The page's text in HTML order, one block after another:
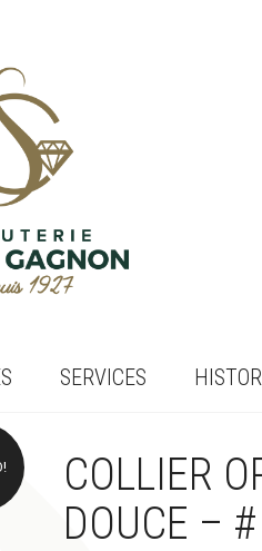
SERVICES
COLLIER
DOUCE –